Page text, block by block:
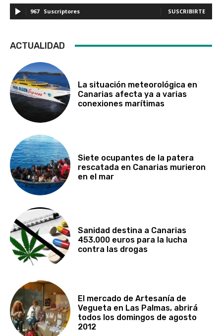
967 Suscriptores SUSCRIBIRTE
ACTUALIDAD
La situación meteorológica en
Canarias afecta ya a varias
conexiones marítimas
Siete ocupantes de la patera
rescatada en Canarias murieron
en el mar
Sanidad destina a Canarias
453.000 euros para la lucha
contra las drogas
El mercado de Artesanía de
Vegueta en Las Palmas, abrirá
todos los domingos de agosto
2012